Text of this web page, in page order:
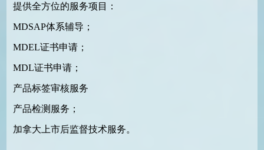
提供全方位的服务项目：
MDSAP体系辅导；
MDEL证书申请；
MDL证书申请；
产品标签审核服务
产品检测服务；
加拿大上市后监督技术服务。